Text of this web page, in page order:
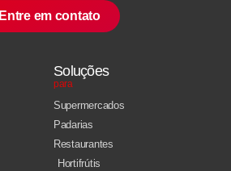
Entre em contato
Soluções
para
Supermercados
Padarias
Restaurantes
Hortifrútis